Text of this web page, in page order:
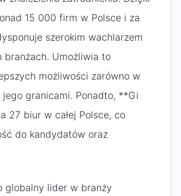
15 000 firm w Polsce i za
szerokim wachlarzem
Umożliwia to
możliwości zarówno w
jego granicami. Ponadto, **Gi
27 biur w całej Polsce, co
do kandydatów oraz
globalny lider w branży